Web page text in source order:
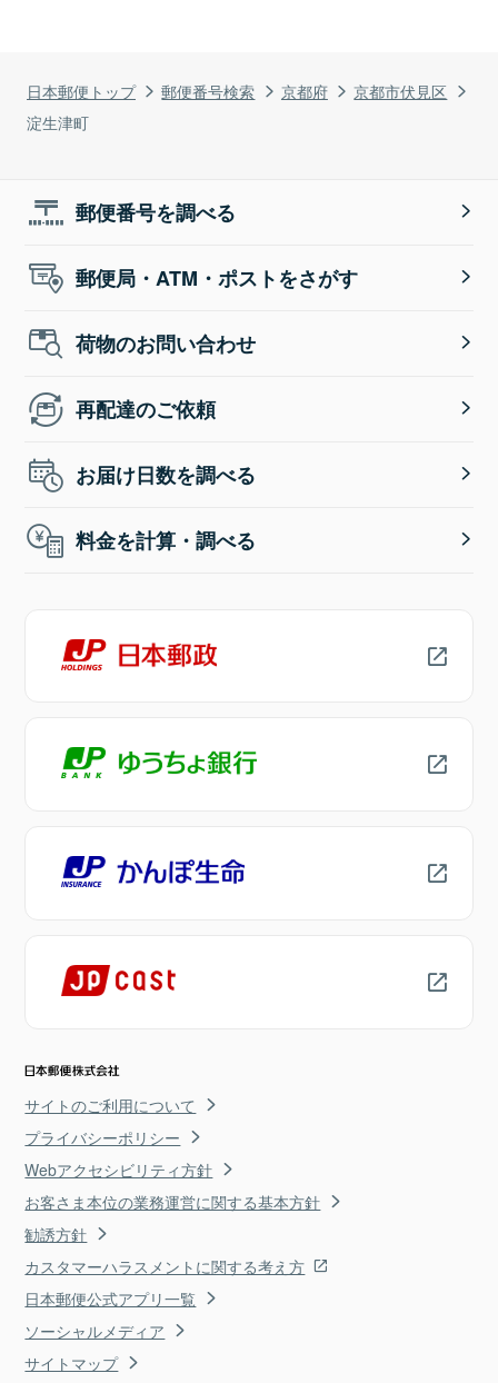
日本郵便トップ 郵便番号検索 京都府
京都市伏見区
淀生津町
郵便番号を調べる
郵便局・ATM・ポストをさがす
荷物のお問い合わせ
再配達のご依頼
お届け日数を調べる
料金を計算・調べる
サイトのご利用について
プライバシーポリシー
Webアクセシビリティ方針
お客さま本位の業務運営に関する基本方針
勧誘方針
カスタマーハラスメントに関する考え方
日本郵便公式アプリ一覧
ソーシャルメディア
サイトマップ